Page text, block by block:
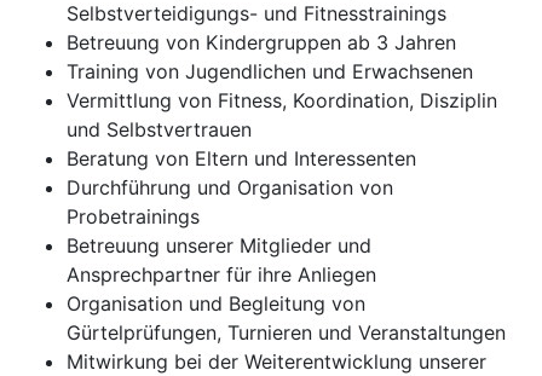
Selbstverteidigungs- und Fitnesstrainings
Betreuung von Kindergruppen ab 3 Jahren
Training von Jugendlichen und Erwachsenen
Vermittlung von Fitness, Koordination, Disziplin
und Selbstvertrauen
Beratung von Eltern und Interessenten
Durchführung und Organisation von
Probetrainings
Betreuung unserer Mitglieder und
Ansprechpartner für ihre Anliegen
Organisation und Begleitung von
Gürtelprüfungen, Turnieren und Veranstaltungen
Mitwirkung bei der Weiterentwicklung unserer